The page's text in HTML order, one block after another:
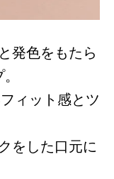
発色をもたら
ィット感とツ
をした口元に